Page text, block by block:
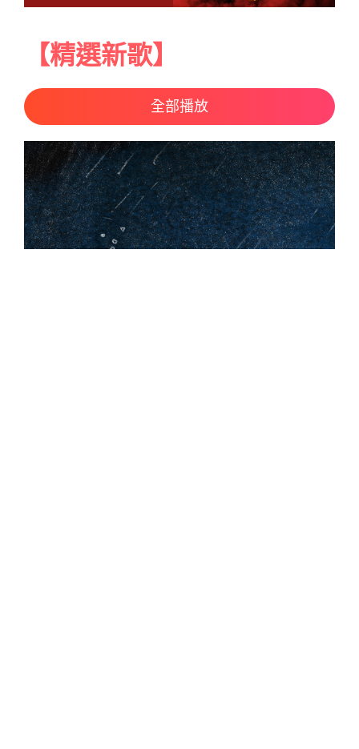
【精選新歌】
全部播放